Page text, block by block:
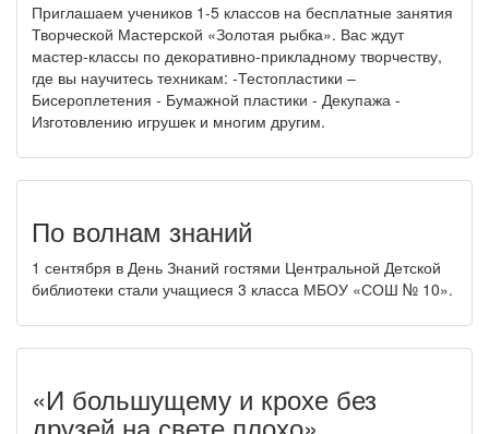
Приглашаем учеников 1-5 классов на бесплатные занятия
Творческой Мастерской «Золотая рыбка». Вас ждут
мастер-классы по декоративно-прикладному творчеству,
где вы научитесь техникам: -Тестопластики –
Бисероплетения - Бумажной пластики - Декупажа -
Изготовлению игрушек и многим другим.
По волнам знаний
1 сентября в День Знаний гостями Центральной Детской
библиотеки стали учащиеся 3 класса МБОУ «СОШ № 10».
«И большущему и крохе без